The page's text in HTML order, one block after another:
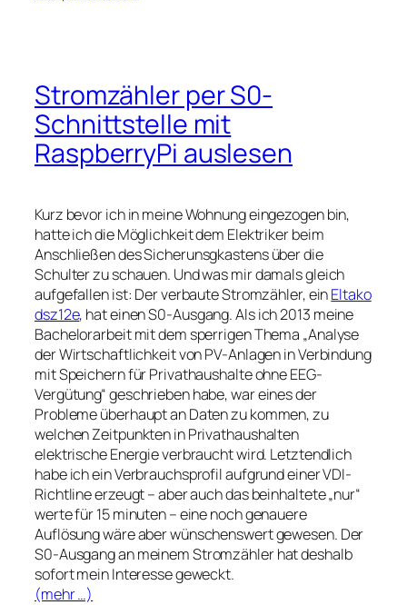
Stromzähler per S0-
Schnittstelle mit
RaspberryPi auslesen
Kurz bevor ich in meine Wohnung eingezogen bin,
hatte ich die Möglichkeit dem Elektriker beim
Anschließen des Sicherunsgkastens über die
Schulter zu schauen. Und was mir damals gleich
aufgefallen ist: Der verbaute Stromzähler, einEltako
dsz12e, hat einen S0-Ausgang. Als ich 2013 meine
Bachelorarbeit mit dem sperrigen Thema „Analyse
der Wirtschaftlichkeit von PV-Anlagen in Verbindung
mit Speichern für Privathaushalte ohne EEG-
Vergütung“ geschrieben habe, war eines der
Probleme überhaupt an Daten zu kommen, zu
welchen Zeitpunkten in Privathaushalten
elektrische Energie verbraucht wird. Letztendlich
habe ich ein Verbrauchsprofil aufgrund einer VDI-
Richtline erzeugt – aber auch das beinhaltete „nur“
werte für 15 minuten – eine noch genauere
Auflösung wäre aber wünschenswert gewesen. Der
S0-Ausgang an meinem Stromzähler hat deshalb
sofort mein Interesse geweckt.
(mehr …)